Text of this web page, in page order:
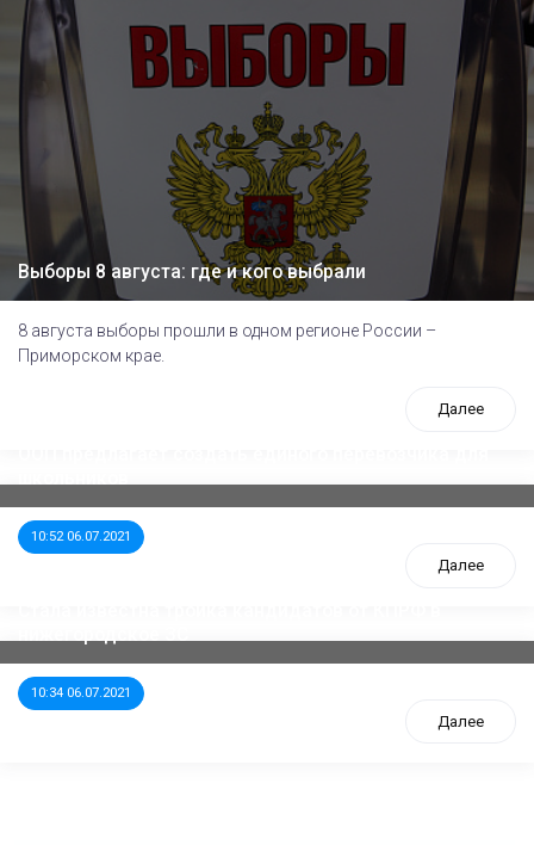
Выборы 8 августа: где и кого выбрали
8 августа выборы прошли в одном регионе России –
Приморском крае.
Далее
10:52 06.07.2021
Далее
10:34 06.07.2021
Далее